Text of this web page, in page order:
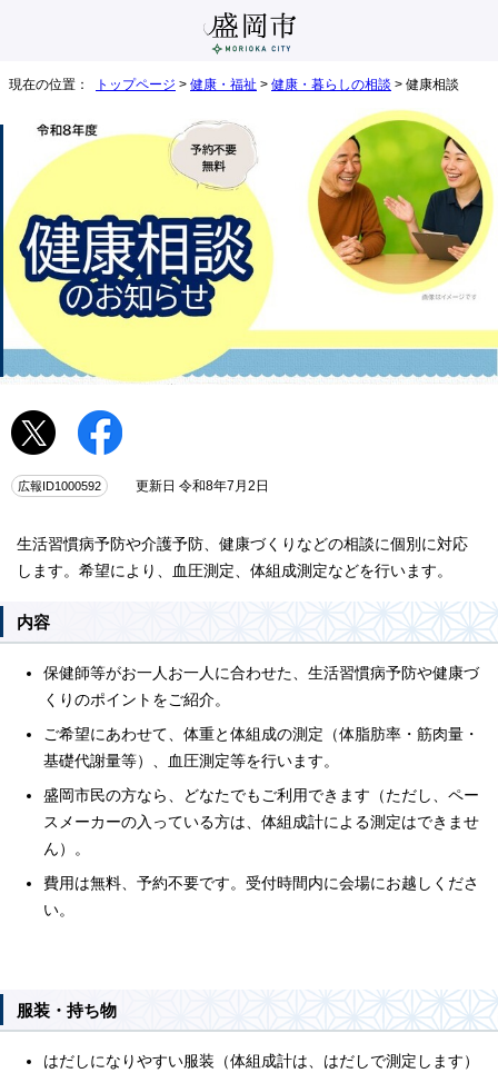
現在の位置： トップページ > 健康・福祉 > 健康・暮らしの相談 > 健康相談
広報ID1000592 更新日 令和8年7月2日
生活習慣病予防や介護予防、健康づくりなどの相談に個別に対応
します。希望により、血圧測定、体組成測定などを行います。
内容
保健師等がお一人お一人に合わせた、生活習慣病予防や健康づ
くりのポイントをご紹介。
ご希望にあわせて、体重と体組成の測定（体脂肪率・筋肉量・
基礎代謝量等）、血圧測定等を行います。
盛岡市民の方なら、どなたでもご利用できます（ただし、ペー
スメーカーの入っている方は、体組成計による測定はできませ
ん）。
費用は無料、予約不要です。受付時間内に会場にお越しくださ
い。
服装・持ち物
はだしになりやすい服装（体組成計は、はだしで測定します）